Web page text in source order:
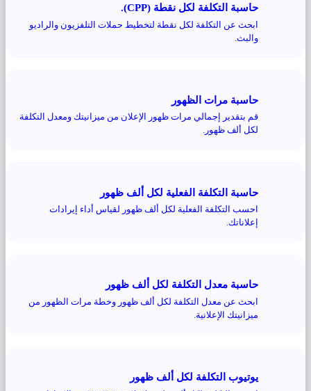
حاسبة التكلفة لكل نقطة (CPP).
ابحث عن التكلفة لكل نقطة لتخطيط حملات التلفزيون والراديو
والبث.
حاسبة مرات الظهور
قم بتقدير إجمالي مرات ظهور الإعلان من ميزانيتك ومعدل التكلفة
لكل ألف ظهور.
حاسبة التكلفة الفعلية لكل ألف ظهور
احسب التكلفة الفعلية لكل ألف ظهور لقياس أداء إيرادات
إعلاناتك.
حاسبة معدل التكلفة لكل ألف ظهور
ابحث عن معدل التكلفة لكل ألف ظهور وخطة مرات الظهور من
ميزانيتك الإعلانية.
يوتيوب التكلفة لكل ألف ظهور